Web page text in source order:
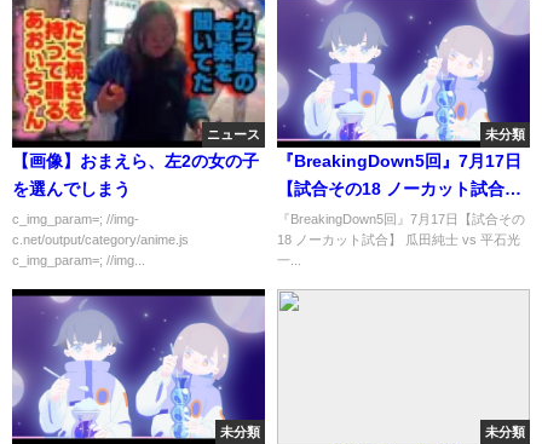
ニュース
【画像】おまえら、左2の女の子
を選んでしまう
c_img_param=; //img-
c.net/output/category/anime.js
c_img_param=; //img...
未分類
『BreakingDown5回』7月17日
【試合その18 ノーカット試合】
瓜田純士 vs 平石光一
『BreakingDown5回』7月17日【試合その
18 ノーカット試合】 瓜田純士 vs 平石光
一...
未分類 未分類